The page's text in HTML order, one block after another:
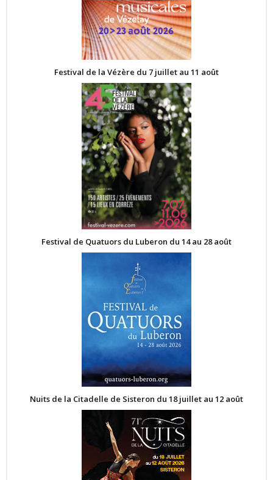
Festival de la Vézère du 7 juillet au 11 août
Festival de Quatuors du Luberon du 14 au 28 août
Nuits de la Citadelle de Sisteron du 18 juillet au 12 août